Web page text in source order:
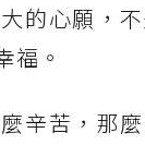
的心願，
福。
辛苦，那